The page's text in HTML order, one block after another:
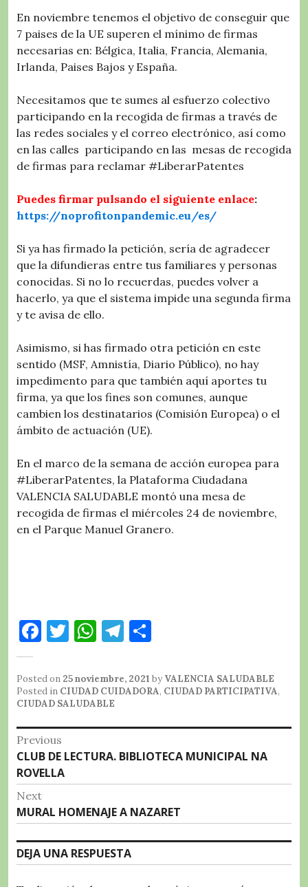
En noviembre tenemos el objetivo de conseguir que
7 paises de la UE superen el mínimo de firmas
necesarias en: Bélgica, Italia, Francia, Alemania,
Irlanda, Paises Bajos y España.
Necesitamos que te sumes al esfuerzo colectivo
participando en la recogida de firmas a través de
las redes sociales y el correo electrónico, así como
en las calles participando en las mesas de recogida
de firmas para reclamar #LiberarPatentes
Puedes firmar pulsando el siguiente enlace:
https://noprofitonpandemic.eu/es/
Si ya has firmado la petición, sería de agradecer
que la difundieras entre tus familiares y personas
conocidas. Si no lo recuerdas, puedes volver a
hacerlo, ya que el sistema impide una segunda firma
y te avisa de ello.
Asimismo, si has firmado otra petición en este
sentido (MSF, Amnistía, Diario Público), no hay
impedimento para que también aquí aportes tu
firma, ya que los fines son comunes, aunque
cambien los destinatarios (Comisión Europea) o el
ámbito de actuación (UE).
En el marco de la semana de acción europea para
#LiberarPatentes, la Plataforma Ciudadana
VALENCIA SALUDABLE montó una mesa de
recogida de firmas el miércoles 24 de noviembre,
en el Parque Manuel Granero.
F
c
e
o
o
k
T
it
te
W
at
s
p
T
e
g
m
m
p
ir
Posted on 25 noviembre, 2021 by VALENCIA SALUDABLE
Posted in CIUDAD CUIDADORA, CIUDAD PARTICIPATIVA,
CIUDAD SALUDABLE
Navegación
de
entradas
Previous
Previous
post:
CLUB DE LECTURA. BIBLIOTECA MUNICIPAL NA
ROVELLA
Next
Next
post:
MURAL HOMENAJE A NAZARET
DEJA UNA RESPUESTA